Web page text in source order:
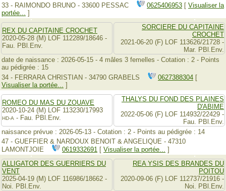
33 - RAIMONDO BRUNO - 33600 PESSAC
0625406953 [ Visualiser la
portée... ]
REX DU CAPITAINE CROCHET
2020-05-28 (M) LOF 112289/18646 -
Fau. PBl.Env.
SORCIERE DU CAPITAINE
CROCHET
2021-06-20 (F) LOF 113626/21728 -
Mar. PBl.Env.
date de naissance : 2026-05-15 - 4 mâles 3 femelles - Cotation : 2 - Points
au pédigrée : 15
34 - FERRARA CHRISTIAN - 34790 GRABELS
0627388304 [
Visualiser la portée... ]
ROMEO DU MAS DU ZOUAVE
2020-10-24 (M) LOF 113230/17993
HD-A - Fau. PBl.Env.
THALYS DU FOND DES PLAINES
D'ABIME
2022-05-06 (F) LOF 114932/22429 -
Fau. PBl.Env.
naissance prévue : 2026-05-13 - Cotation : 2 - Points au pédigrée : 14
47 - GUEFFIER & NARDOUX BENOIT & ANGELIQUE - 47310
LAMONTJOIE
0619332691 [ Visualiser la portée... ]
ALLIGATOR DES GUERRIERS DU
VENT
2025-04-19 (M) LOF 116986/18662 -
Noi. PBl.Env.
REA YSIS DES BRANDES DU
POITOU
2020-09-06 (F) LOF 112737/21916 -
Noi. PBl.Env.